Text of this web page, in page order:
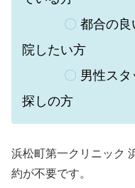
〇 都合の良
院したい方
〇 男性ス
探しの方
浜松町第一クリニック
約が不要です。